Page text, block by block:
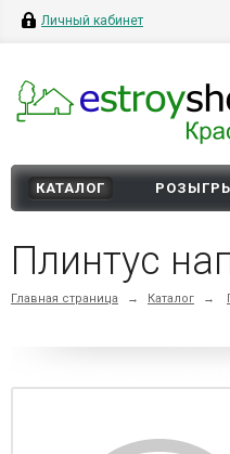
Личный кабинет
КАТАЛОГ
Плинтус
Главная страница → Каталог →